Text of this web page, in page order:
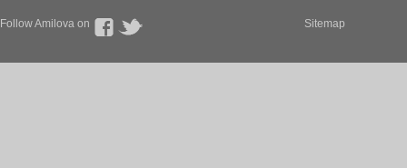
Follow Amilova on Sitemap